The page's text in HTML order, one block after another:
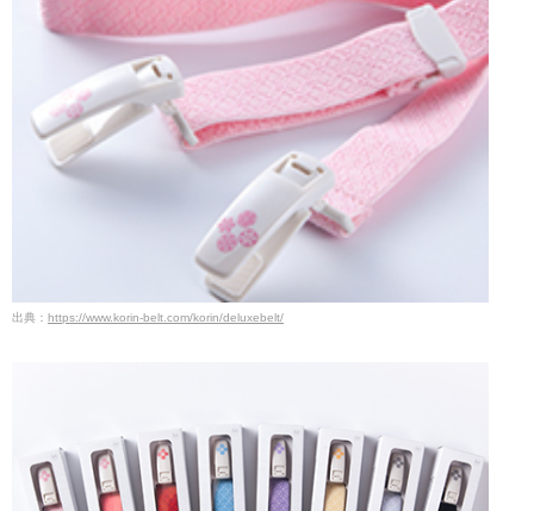
出典： https://www.korin-belt.com/korin/deluxebelt/